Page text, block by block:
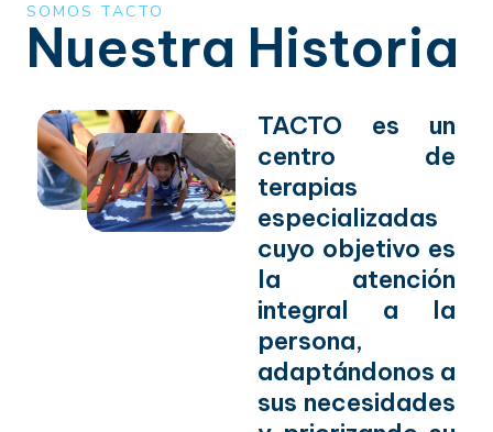
SOMOS TACTO
Nuestra Historia
TACTO es un
centro de
terapias
especializadas
cuyo objetivo es
la atención
integral a la
persona,
adaptándonos a
sus necesidades